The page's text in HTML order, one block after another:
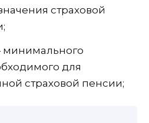
страховой
для
страховой пенсии;